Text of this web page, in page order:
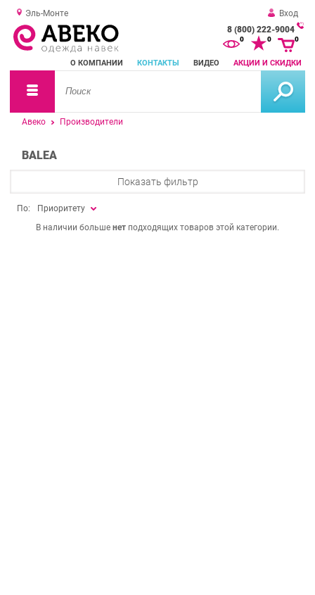
Эль-Монте
Вход
8 (800) 222-9004
О КОМПАНИИ КОНТАКТЫ ВИДЕО АКЦИИ И СКИДКИ
0 0 0
Авеко Производители
BALEA
Показать фильтр
По:
Приоритету
В наличии больше нет подходящих товаров этой категории.